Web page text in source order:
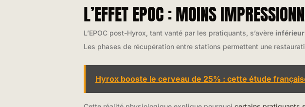
L’EFFET EPOC : MOINS
L’EPOC post-Hyrox, tant vanté par les pratiquants, s’avère inférieur
Les phases de récupération entre stations permettent une
Hyrox booste le cerveau de 25% : cette étude